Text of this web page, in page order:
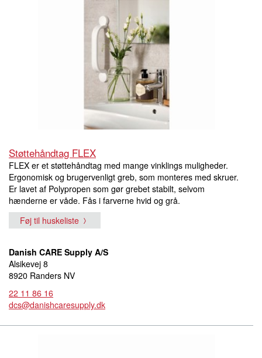
Støttehåndtag FLEX
FLEX er et støttehåndtag med mange vinklings muligheder.
Ergonomisk og brugervenligt greb, som monteres med skruer.
Er lavet af Polypropen som gør grebet stabilt, selvom
hænderne er våde. Fås i farverne hvid og grå.
Føj til huskeliste
Danish CARE Supply A/S
Alsikevej 8
8920 Randers NV
22 11 86 16
dcs@danishcaresupply.dk